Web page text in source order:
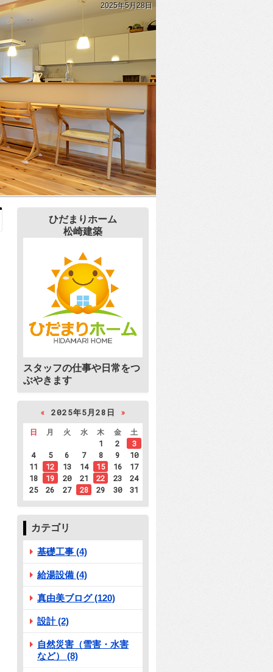
2025年5月28日
ひだまりホーム
松崎建築
スタッフの仕事や日常をつ
ぶやきます
« 2025年5月28日
»
日
月 火 水 木 金
土
1
2
3
4
5 6 7 8 9
10
11
12 13 14 15 16
17
18
19 20 21 22 23
24
25
26 27 28 29 30 31
カテゴリ
基礎工事 (4)
給湯設備 (4)
真由美ブログ (120)
設計 (2)
自然災害（雪害・水害
など） (8)